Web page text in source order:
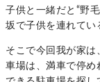
子供と一緒だと“野
坂で子供を連れてい
そこで今回我が家
車場は、満車で停